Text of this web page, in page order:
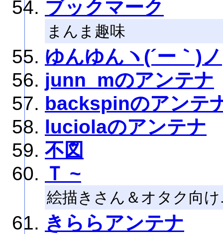
ブックマーク
まんま趣味
ゆんゆんヽ(´ー｀)ノ
junn_mのアンテナ
backspinのアンテ
luciolaのアンテナ
不図
Ｔ ~
絵描きさん＆オタク向
きららアンテナ